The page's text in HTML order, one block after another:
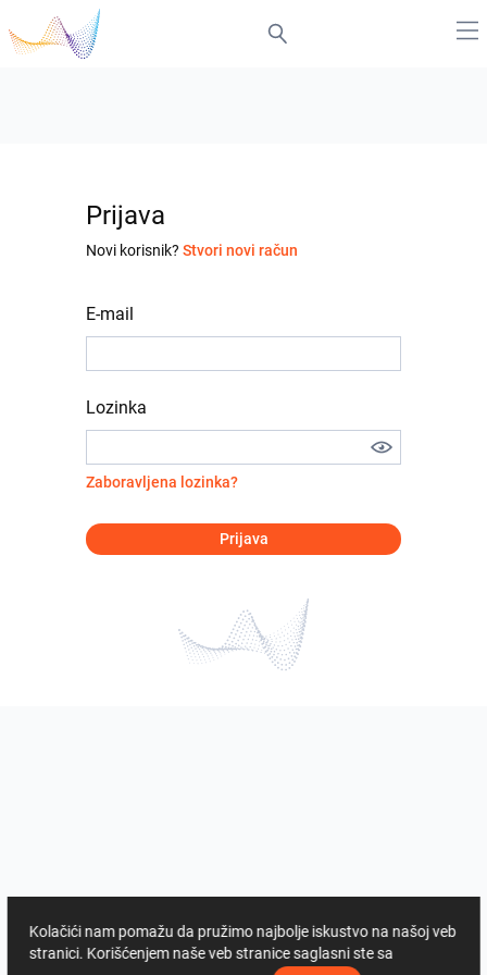
Prijava
Novi korisnik? Stvori novi račun
E-mail
Lozinka
Zaboravljena lozinka?
Prijava
Kolačići nam pomažu da pružimo najbolje iskustvo na našoj veb
stranici. Korišćenjem naše veb stranice saglasni ste sa